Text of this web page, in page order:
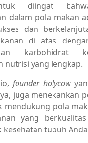
diingat
dalam pola makan
dan
di atas
karbohidrat
nutrisi yang lengkap.
founder holycow
juga menekankan
mendukung pola
yang
tubuh